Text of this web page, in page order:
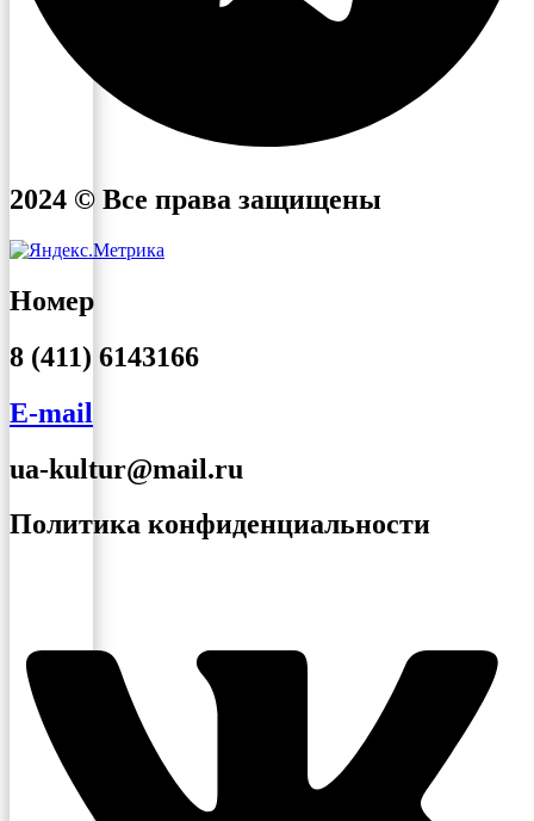
2024 © Все права защищены
Номер
8 (411) 6143166
E-mail
ua-kultur@mail.ru
Политика конфиденциальности